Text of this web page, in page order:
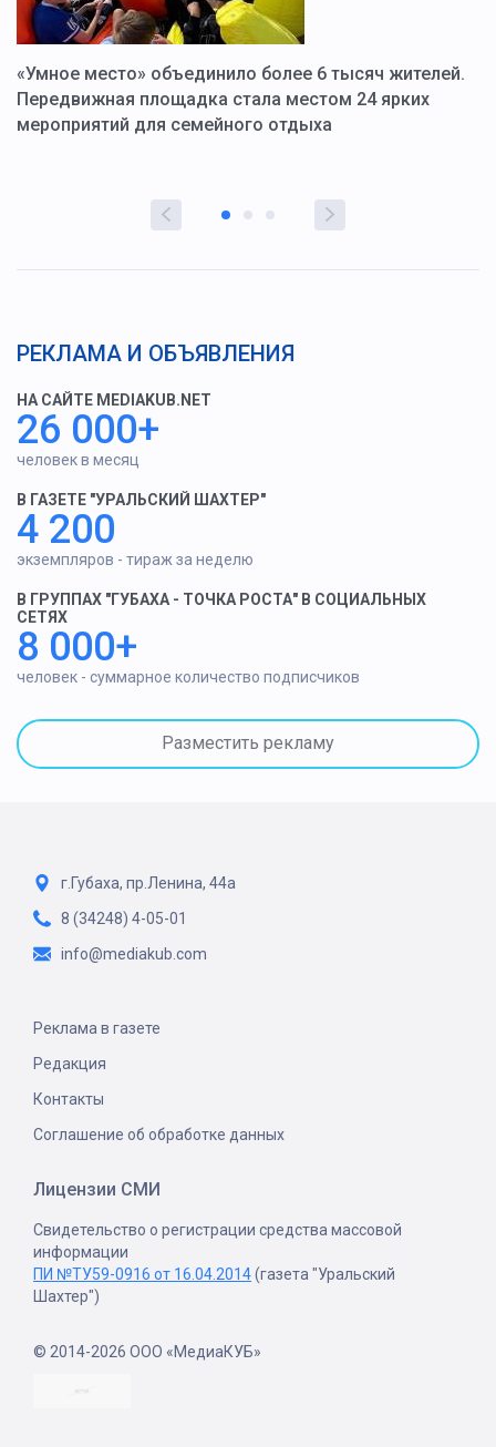
«Умное место» объединило более 6 тысяч жителей.
Передвижная площадка стала местом 24 ярких
мероприятий для семейного отдыха
РЕКЛАМА И ОБЪЯВЛЕНИЯ
НА САЙТЕ MEDIAKUB.NET
26 000+
человек в месяц
В ГАЗЕТЕ "УРАЛЬСКИЙ ШАХТЕР"
4 200
экземпляров - тираж за неделю
В ГРУППАХ "ГУБАХА - ТОЧКА РОСТА" В СОЦИАЛЬНЫХ
СЕТЯХ
8 000+
человек - суммарное количество подписчиков
Разместить рекламу
г.Губаха, пр.Ленина, 44а
8 (34248) 4-05-01
info@mediakub.com
Реклама в газете
Редакция
Контакты
Соглашение об обработке данных
Лицензии СМИ
Свидетельство о регистрации средства массовой
информации
ПИ №ТУ59-0916 от 16.04.2014(газета "Уральский
Шахтер")
© 2014-2026 ООО «МедиаКУБ»